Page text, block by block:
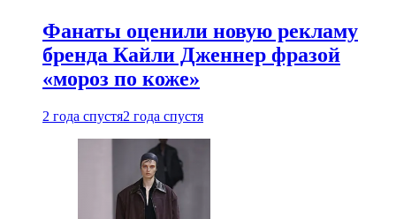
Фанаты оценили новую рекламу
бренда Кайли Дженнер фразой
«мороз по коже»
2 года спустя2 года спустя